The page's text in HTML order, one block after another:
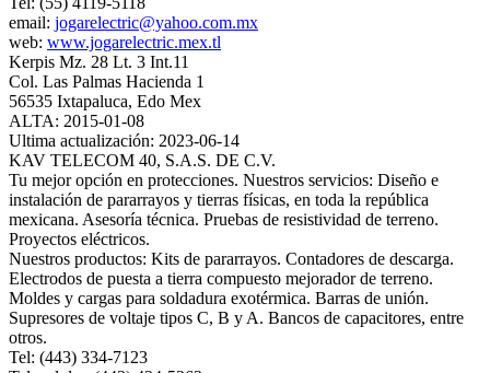
email: jogarelectric@yahoo.com.mx
web: www.jogarelectric.mex.tl
Kerpis Mz. 28 Lt. 3 Int.11
Col. Las Palmas Hacienda 1
56535 Ixtapaluca, Edo Mex
ALTA: 2015-01-08
Ultima actualización: 2023-06-14
KAV TELECOM 40, S.A.S. DE C.V.
Tu mejor opción en protecciones. Nuestros servicios: Diseño e
instalación de pararrayos y tierras físicas, en toda la república
mexicana. Asesoría técnica. Pruebas de resistividad de terreno.
Proyectos eléctricos.
Nuestros productos: Kits de pararrayos. Contadores de descarga.
Electrodos de puesta a tierra compuesto mejorador de terreno.
Moldes y cargas para soldadura exotérmica. Barras de unión.
Supresores de voltaje tipos C, B y A. Bancos de capacitores, entre
otros.
Tel: (443) 334-7123